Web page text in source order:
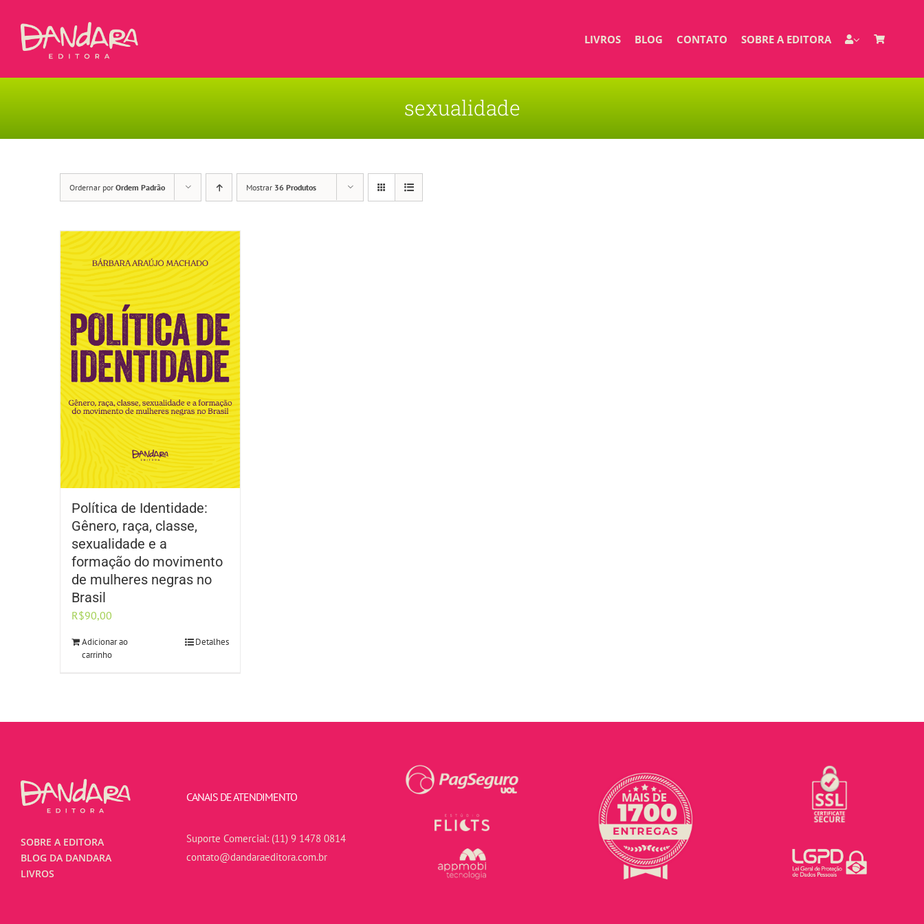
LIVROS BLOG CONTATO SOBRE A EDITORA
sexualidade
Ordernar por Ordem Padrão Mostrar 36 Produtos
Política de Identidade:
Gênero, raça, classe,
sexualidade e a
formação do movimento
de mulheres negras no
Brasil
R$90,00
Adicionar ao
carrinho
Detalhes
SOBRE A EDITORA
BLOG DA DANDARA
LIVROS
CANAIS DE ATENDIMENTO
Suporte Comercial: (11) 9 1478 0814
contato@dandaraeditora.com.br